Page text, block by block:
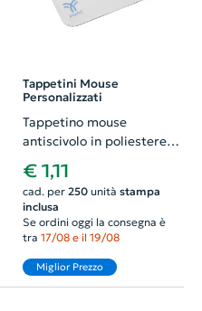
Tappetini Mouse
Personalizzati
Tappetino mouse
antiscivolo in poliestere
220×180mm
€ 1,11
cad. per 250unità stampa
inclusa
Se ordini oggi la consegna è
tra 17/08 e il 19/08
Miglior Prezzo